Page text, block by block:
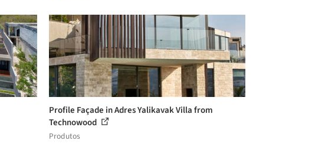
Profile Façade in Adres Yalikavak Villa from
Technowood
Produtos